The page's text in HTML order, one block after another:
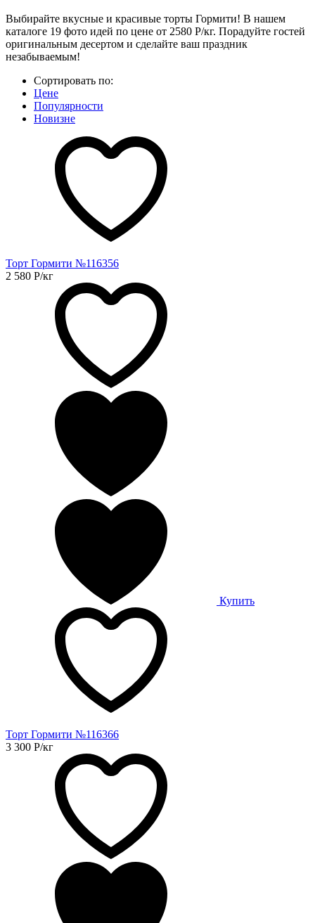
Выбирайте вкусные и красивые торты Гормити! В нашем
каталоге 19 фото идей по цене от 2580 Р/кг. Порадуйте гостей
оригинальным десертом и сделайте ваш праздник
незабываемым!
Сортировать по:
Цене
Популярности
Новизне
Торт Гормити №116356
2 580 Р/кг
Купить
Торт Гормити №116366
3 300 Р/кг